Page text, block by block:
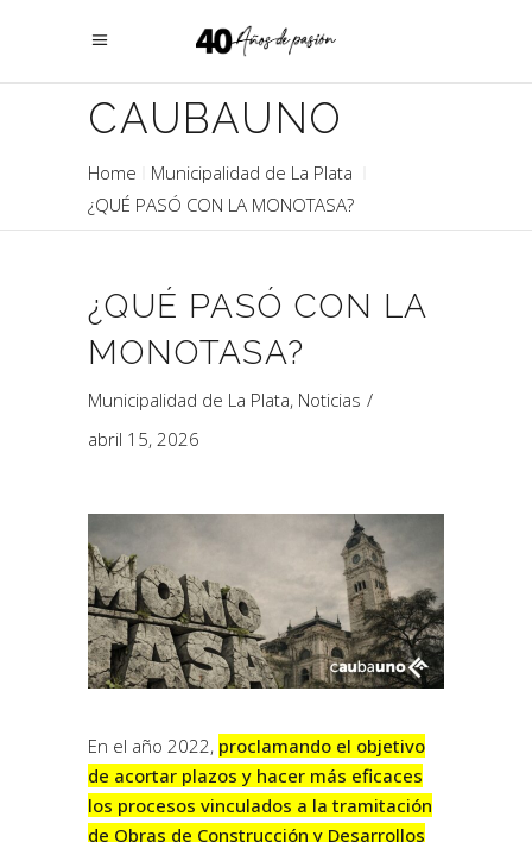
CAUBAUNO
Home
Municipalidad de La Plata
¿QUÉ PASÓ CON LA MONOTASA?
¿QUÉ PASÓ CON LA
MONOTASA?
Municipalidad de La Plata, Noticias
abril 15, 2026
En el año 2022, proclamando el objetivo
de acortar plazos y hacer más eficaces
los procesos vinculados a la tramitación
de Obras de Construcción y Desarrollos